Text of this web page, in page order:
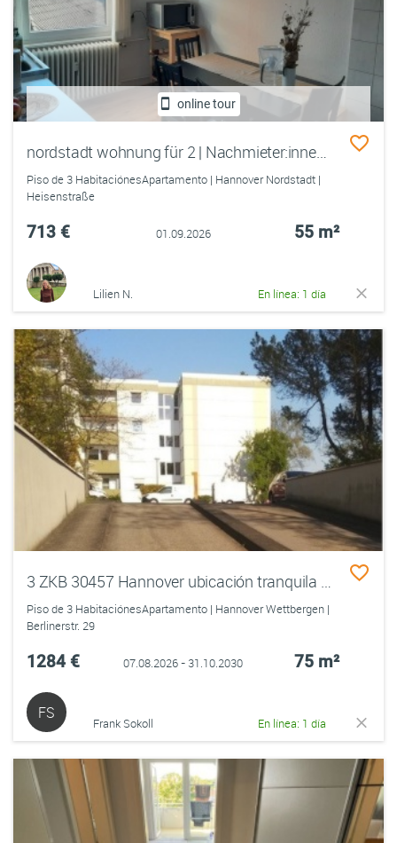
online tour
nordstadt wohnung für 2 | Nachmieter:innen gesucht für zentrale Dachgeschosswohnung
Piso de 3 HabitaciónesApartamento | Hannover Nordstadt |
Heisenstraße
713 € 01.09.2026 55 m²
Lilien N. En línea: 1 día
3 ZKB 30457 Hannover ubicación tranquila EBK Süd-Balkon TG Platz
Piso de 3 HabitaciónesApartamento | Hannover Wettbergen |
Berlinerstr. 29
1284 € 07.08.2026 - 31.10.2030 75 m²
FS
Frank Sokoll En línea: 1 día